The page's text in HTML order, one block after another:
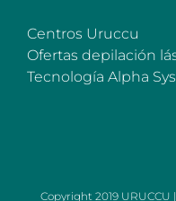
Centros Uruccu
Ofertas depilación
Tecnología Alpha
Copyright 2019 URUCCU